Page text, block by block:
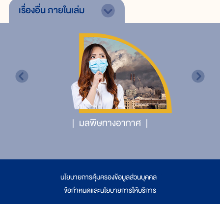
เรื่องอื่นภายในเล่ม
มลพิษทางอากาศ
นโยบายการคุ้มครองข้อมูลส่วนบุคคล
ข้อกำหนดและนโยบายการให้บริการ